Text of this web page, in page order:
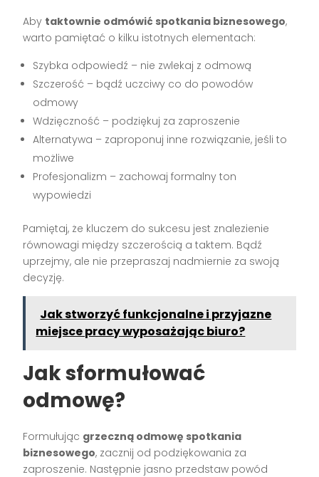
Aby taktownie odmówić spotkania biznesowego,
warto pamiętać o kilku istotnych elementach:
Szybka odpowiedź – nie zwlekaj z odmową
Szczerość – bądź uczciwy co do powodów
odmowy
Wdzięczność – podziękuj za zaproszenie
Alternatywa – zaproponuj inne rozwiązanie, jeśli to
możliwe
Profesjonalizm – zachowaj formalny ton
wypowiedzi
Pamiętaj, że kluczem do sukcesu jest znalezienie
równowagi między szczerością a taktem. Bądź
uprzejmy, ale nie przepraszaj nadmiernie za swoją
decyzję.
Jak stworzyć funkcjonalne i przyjazne
miejsce pracy wyposażając biuro?
Jak sformułować
odmowę?
Formułując grzeczną odmowę spotkania
biznesowego, zacznij od podziękowania za
zaproszenie. Następnie jasno przedstaw powód